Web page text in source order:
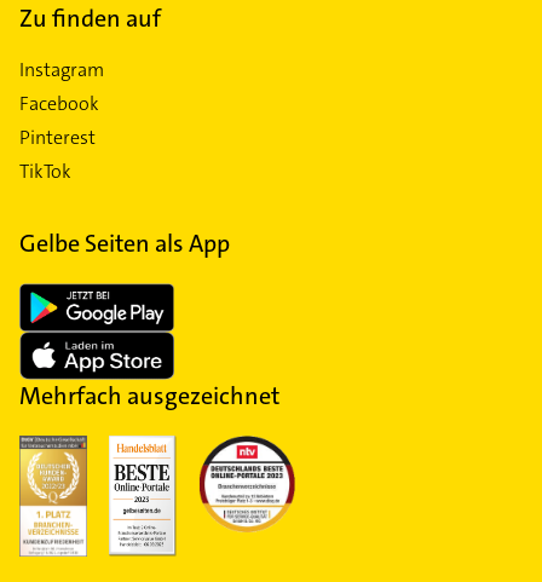
Zu finden auf
Instagram
Facebook
Pinterest
TikTok
Gelbe Seiten als App
Mehrfach ausgezeichnet